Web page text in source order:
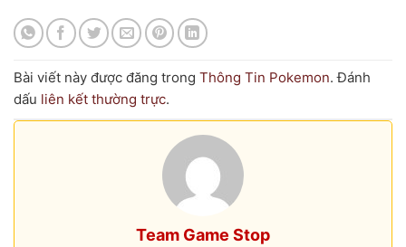
Bài viết này được đăng trong Thông Tin Pokemon. Đánh
dấu liên kết thường trực.
Team Game Stop